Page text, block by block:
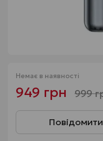
Немає в наявності
949 грн 999